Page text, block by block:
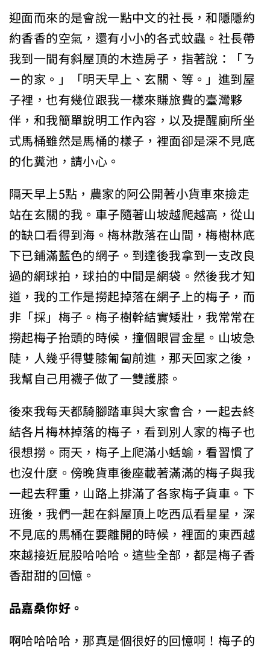
迎面而來的是會說一點中文的社長，和隱隱約
約香香的空氣，還有小小的各式蚊蟲。社長帶
我到一間有斜屋頂的木造房子，指著說：「ㄋ
ㄧ的家。」「明天早上、玄關、等。」進到屋
子裡，也有幾位跟我一樣來賺旅費的臺灣夥
伴，和我簡單說明工作內容，以及提醒廁所坐
式馬桶雖然是馬桶的樣子，裡面卻是深不見底
的化糞池，請小心。
隔天早上5點，農家的阿公開著小貨車來撿走
站在玄關的我。車子隨著山坡越爬越高，從山
的缺口看得到海。梅林散落在山間，梅樹林底
下已鋪滿藍色的網子。到達後我拿到一支改良
過的網球拍，球拍的中間是網袋。然後我才知
道，我的工作是撈起掉落在網子上的梅子，而
非「採」梅子。梅子樹幹結實矮壯，我常常在
撈起梅子抬頭的時候，撞個眼冒金星。山坡急
陡，人幾乎得雙膝匍匐前進，那天回家之後，
我幫自己用襪子做了一雙護膝。
後來我每天都騎腳踏車與大家會合，一起去終
結各片梅林掉落的梅子，看到別人家的梅子也
很想撈。雨天，梅子上爬滿小蛞蝓，看習慣了
也沒什麼。傍晚貨車後座載著滿滿的梅子與我
一起去秤重，山路上排滿了各家梅子貨車。下
班後，我們一起在斜屋頂上吃西瓜看星星，深
不見底的馬桶在要離開的時候，裡面的東西越
來越接近屁股哈哈哈。這些全部，都是梅子香
香甜甜的回憶。
品嘉桑你好。
啊哈哈哈哈，那真是個很好的回憶啊！梅子的